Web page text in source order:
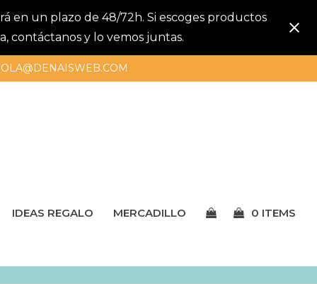
en un plazo de 48/72h. Si escoges productos
contáctanos y lo vemos juntas.
IDEAS REGALO MERCADILLO 0 ITEMS